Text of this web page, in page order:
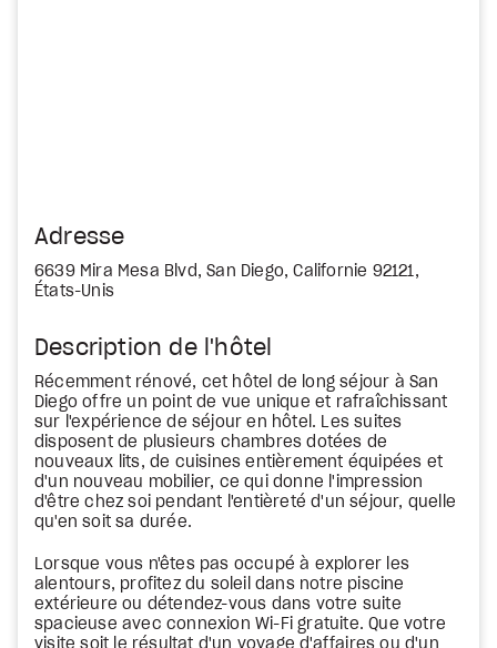
Adresse
6639 Mira Mesa Blvd, San Diego, Californie 92121,
États-Unis
Description de l'hôtel
Récemment rénové, cet hôtel de long séjour à San
Diego offre un point de vue unique et rafraîchissant
sur l'expérience de séjour en hôtel. Les suites
disposent de plusieurs chambres dotées de
nouveaux lits, de cuisines entièrement équipées et
d'un nouveau mobilier, ce qui donne l'impression
d'être chez soi pendant l'entièreté d'un séjour, quelle
qu'en soit sa durée.
Lorsque vous n'êtes pas occupé à explorer les
alentours, profitez du soleil dans notre piscine
extérieure ou détendez-vous dans votre suite
spacieuse avec connexion Wi-Fi gratuite. Que votre
visite soit le résultat d'un voyage d'affaires ou d'un